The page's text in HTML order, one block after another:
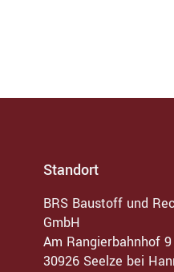
Standort
BRS Baustoff und
GmbH
Am Rangierbahnhof 9
30926 Seelze bei